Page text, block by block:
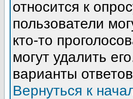
относится к
пользователи
кто-то
могут удалить
варианты
Вернуться к